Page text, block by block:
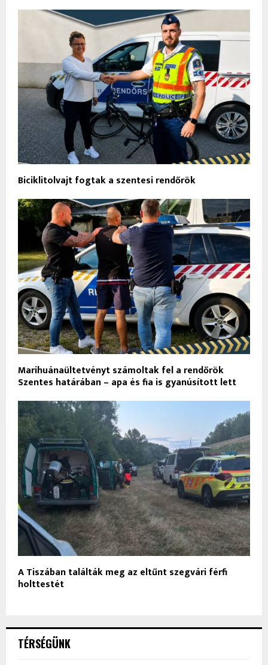
Biciklitolvajt fogtak a szentesi rendőrök
Marihuánaültetvényt számoltak fel a rendőrök
Szentes határában – apa és fia is gyanúsított lett
A Tiszában találták meg az eltűnt szegvári férfi
holttestét
TÉRSÉGÜNK